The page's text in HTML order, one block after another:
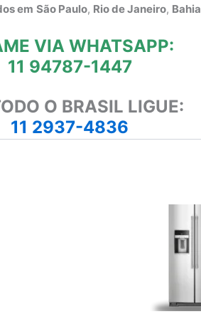
em São Paulo, Rio de Janeiro, Bahia
VIA WHATSAPP:
11 94787-1447
O BRASIL LIGUE:
11 2937-4836